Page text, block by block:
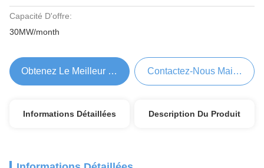
Capacité D'offre:
30MW/month
Obtenez Le Meilleur Prix Contactez-Nous Maintenant
Informations Détaillées Description Du Produit